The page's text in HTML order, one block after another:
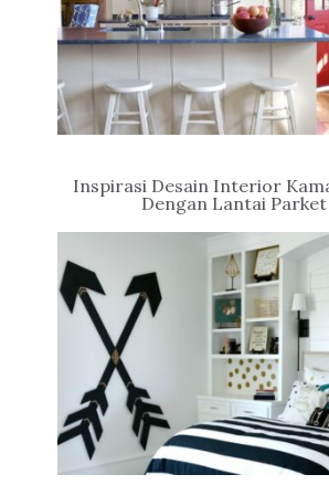
Inspirasi Desain Interior
Dengan Lantai Parket